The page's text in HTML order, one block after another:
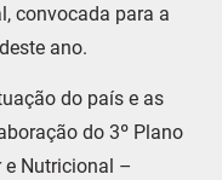
convocada para a
ano.
do país e as
do 3º Plano
e Nutricional –